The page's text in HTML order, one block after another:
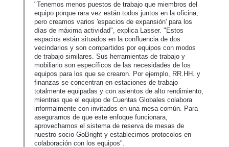
"Tenemos menos puestos de trabajo que miembros del
equipo porque rara vez están todos juntos en la oficina,
pero creamos varios 'espacios de expansión' para los
días de máxima actividad", explica Lasser. "Estos
espacios están situados en la confluencia de dos
vecindarios y son compartidos por equipos con modos
de trabajo similares. Sus herramientas de trabajo y
mobiliario son específicos de las necesidades de los
equipos para los que se crearon. Por ejemplo, RR.HH. y
finanzas se concentran en estaciones de trabajo
totalmente equipadas y con asientos de alto rendimiento,
mientras que el equipo de Cuentas Globales colabora
informalmente con invitados en una mesa común. Para
asegurarnos de que este enfoque funcionara,
aprovechamos el sistema de reserva de mesas de
nuestro socio GoBright y establecimos protocolos en
colaboración con los equipos".